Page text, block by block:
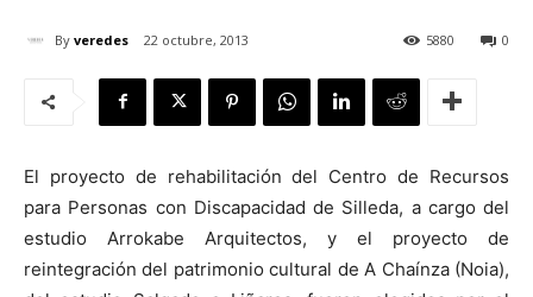
By veredes 22 octubre, 2013 0
5880
El proyecto de rehabilitación del Centro de Recursos
para Personas con Discapacidad de Silleda, a cargo del
estudio Arrokabe Arquitectos, y el proyecto de
reintegración del patrimonio cultural de A Chaínza (Noia),